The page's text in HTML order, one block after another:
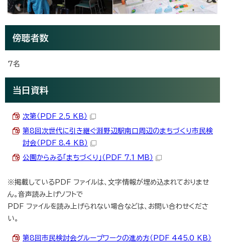
傍聴者数
7名
当日資料
次第（PDF 2.5 KB）
第8回次世代に引き継ぐ淵野辺駅南口周辺のまちづくり市民検
討会（PDF 8.4 KB）
公園からみる「まちづくり」（PDF 7.1 MB）
※掲載しているPDF ファイルは、文字情報が埋め込まれておりませ
ん。音声読み上げソフトで
PDF ファイルを読み上げられない場合などは、お問い合わせくださ
い。
第8回市民検討会グループワークの進め方（PDF 445.0 KB）